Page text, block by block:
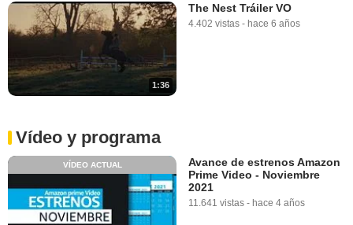
1:36
The Nest Tráiler VO
4.402 vistas - hace 6 años
Vídeo y programa
VÍDEO ACTUAL
Avance de estrenos Amazon
Prime Video - Noviembre
2021
11.641 vistas - hace 4 años